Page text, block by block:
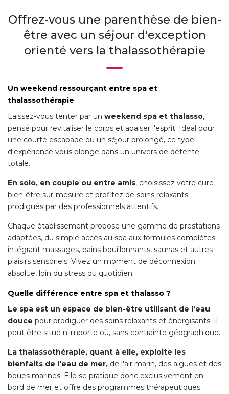
Offrez-vous une parenthèse de bien-
être avec un séjour d'exception
orienté vers la thalassothérapie
Un weekend ressourçant entre spa et
thalassothérapie
Laissez-vous tenter par un weekend spa et thalasso,
pensé pour revitaliser le corps et apaiser l'esprit. Idéal pour
une courte escapade ou un séjour prolongé, ce type
d'expérience vous plonge dans un univers de détente
totale.
En solo, en couple ou entre amis, choisissez votre cure
bien-être sur-mesure et profitez de soins relaxants
prodigués par des professionnels attentifs.
Chaque établissement propose une gamme de prestations
adaptées, du simple accès au spa aux formules complètes
intégrant massages, bains bouillonnants, saunas et autres
plaisirs sensoriels. Vivez un moment de déconnexion
absolue, loin du stress du quotidien.
Quelle différence entre spa et thalasso ?
Le spa est un espace de bien-être utilisant de l'eau
douce pour prodiguer des soins relaxants et énergisants. Il
peut être situé n'importe où, sans contrainte géographique.
La thalassothérapie, quant à elle, exploite les
bienfaits de l'eau de mer, de l'air marin, des algues et des
boues marines. Elle se pratique donc exclusivement en
bord de mer et offre des programmes thérapeutiques